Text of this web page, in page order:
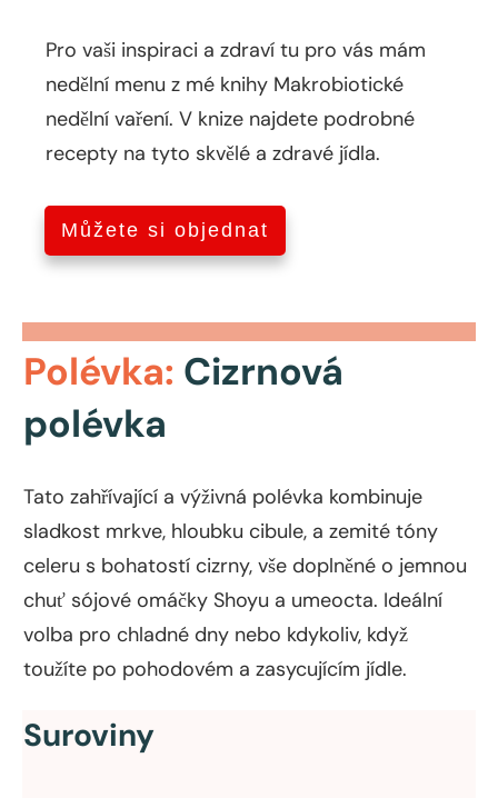
Pro vaši inspiraci a zdraví tu pro vás mám
nedělní menu z mé knihy Makrobiotické
nedělní vaření. V knize najdete podrobné
recepty na tyto skvělé a zdravé jídla.
Můžete si objednat
Polévka: Cizrnová
polévka
Tato zahřívající a výživná polévka kombinuje
sladkost mrkve, hloubku cibule, a zemité tóny
celeru s bohatostí cizrny, vše doplněné o jemnou
chuť sójové omáčky Shoyu a umeocta. Ideální
volba pro chladné dny nebo kdykoliv, když
toužíte po pohodovém a zasycujícím jídle.
Suroviny